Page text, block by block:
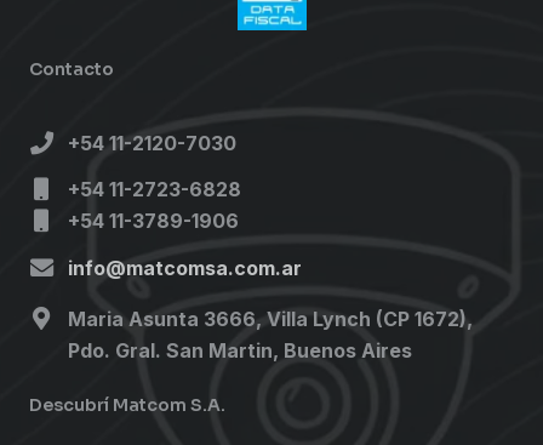
Contacto
+54 11-2120-7030
+54 11-2723-6828
+54 11-3789-1906
info@matcomsa.com.ar
Maria Asunta 3666, Villa Lynch (CP 1672),
Pdo. Gral. San Martin, Buenos Aires
Descubrí Matcom S.A.